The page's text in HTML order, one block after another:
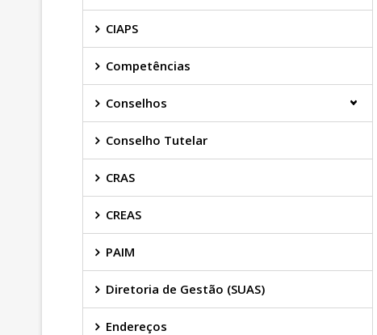
CIAPS
Competências
Conselhos
Conselho Tutelar
CRAS
CREAS
PAIM
Diretoria de Gestão (SUAS)
Endereços